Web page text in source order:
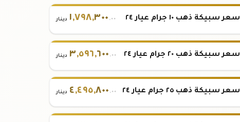
سعر سبيكة ذهب ١٠ جرام عيار ٢٤ ١,٧٩٨,٣٠٠ .٠٠ دينار
سعر سبيكة ذهب ٢٠ جرام عيار ٢٤ ٣,٥٩٦,٦٠٠ .٠٠ دينار
سعر سبيكة ذهب ٢٥ جرام عيار ٢٤ ٤,٤٩٥,٨٠٠ .٠٠ دينار